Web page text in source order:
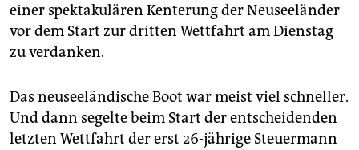
einer spektakulären Kenterung der Neuseeländer
vor dem Start zur dritten Wettfahrt am Dienstag
zu verdanken.
Das neuseeländische Boot war meist viel schneller.
Und dann segelte beim Start der entscheidenden
letzten Wettfahrt der erst 26-jährige Steuermann